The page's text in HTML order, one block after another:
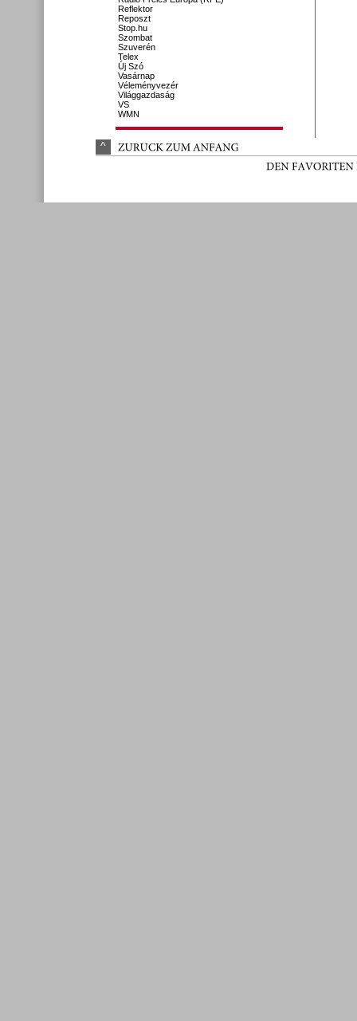
Reflektor
Reposzt
Stop.hu
Szombat
Szuverén
Telex
Új Szó
Vasárnap
Véleményvezér
Világgazdaság
VS
WMN
^ ZURÜCK ZUM ANFANG
DEN FAVORITEN